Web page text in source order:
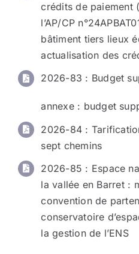
crédits de paiement
l’AP/CP
bâtiment tiers lieux
actualisation des
2026-83 : Budget
annexe: budget
2026-84 :
sept chemins
2026-85 : Espace
la vallée en Barret :
convention de
conservatoire
la gestion de l’ENS